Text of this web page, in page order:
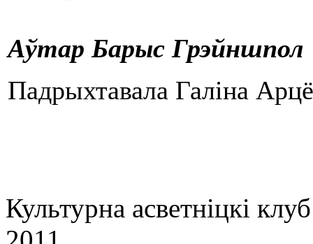
Аўтар Барыс Грэйншпол
Падрыхтавала Галіна
Культурна асветнiцкi